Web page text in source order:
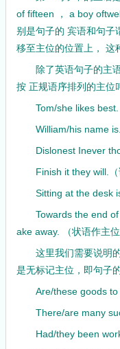
of fifteen ， a boy
别是句子的 宾语和句子
移至主位的位置上， 这
除了英语句子的主
按 正规语序排列的主位
Tom/she likes best.
William/his name
Dislonest Inever
Finish it they will.（
Sitting at the desk
Towards the end
ake away. （状语作主位
这里我们需要说明
是无标记主位，即句子
Are/these goods
There/are many
Had/they been